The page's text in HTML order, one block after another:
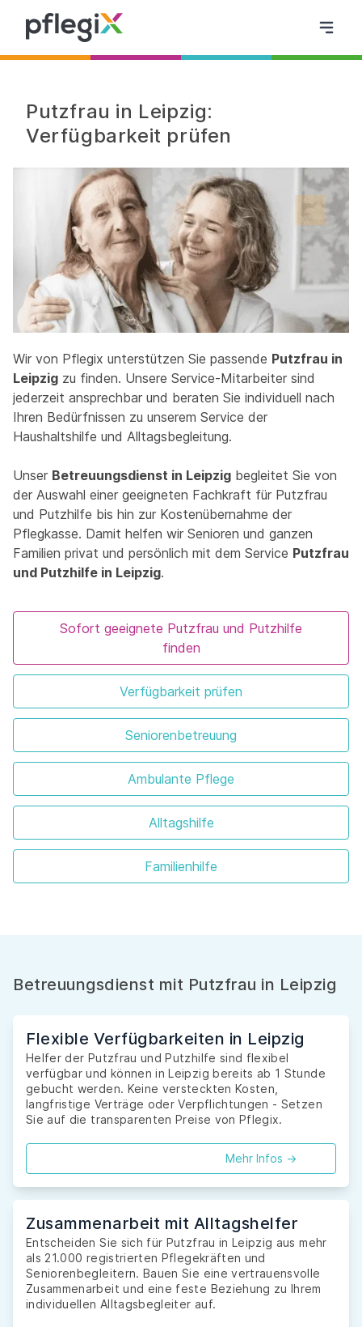
Putzfrau in Leipzig:
Verfügbarkeit prüfen
Wir von Pflegix unterstützen Sie passende Putzfrau in
Leipzig zu finden. Unsere Service-Mitarbeiter sind
jederzeit ansprechbar und beraten Sie individuell nach
Ihren Bedürfnissen zu unserem Service der
Haushaltshilfe und Alltagsbegleitung.
Unser Betreuungsdienst in Leipzig begleitet Sie von
der Auswahl einer geeigneten Fachkraft für Putzfrau
und Putzhilfe bis hin zur Kostenübernahme der
Pflegkasse. Damit helfen wir Senioren und ganzen
Familien privat und persönlich mit dem Service Putzfrau
und Putzhilfe in Leipzig.
Sofort geeignete Putzfrau und Putzhilfe
finden
Verfügbarkeit prüfen
Seniorenbetreuung
Ambulante Pflege
Alltagshilfe
Familienhilfe
Betreuungsdienst mit Putzfrau in Leipzig
Flexible Verfügbarkeiten in Leipzig
Helfer der Putzfrau und Putzhilfe sind flexibel
verfügbar und können in Leipzig bereits ab 1 Stunde
gebucht werden. Keine versteckten Kosten,
langfristige Verträge oder Verpflichtungen - Setzen
Sie auf die transparenten Preise von Pflegix.
Mehr Infos ->
Zusammenarbeit mit Alltagshelfer
Entscheiden Sie sich für Putzfrau in Leipzig aus mehr
als 21.000 registrierten Pflegekräften und
Seniorenbegleitern. Bauen Sie eine vertrauensvolle
Zusammenarbeit und eine feste Beziehung zu Ihrem
individuellen Alltagsbegleiter auf.